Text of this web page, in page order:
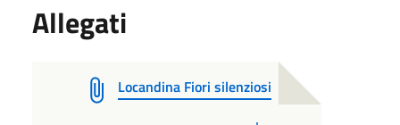
Allegati
Locandina Fiori silenziosi